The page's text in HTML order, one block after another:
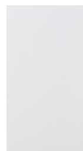
三重県津市片
三重県度会
三重県亀山市